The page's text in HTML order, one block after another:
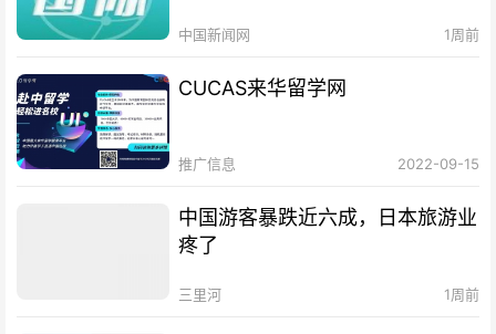
中国新闻网 1周前
CUCAS来华留学网
推广信息 2022-09-15
中国游客暴跌近六成，日本旅游业
疼了
三里河 1周前